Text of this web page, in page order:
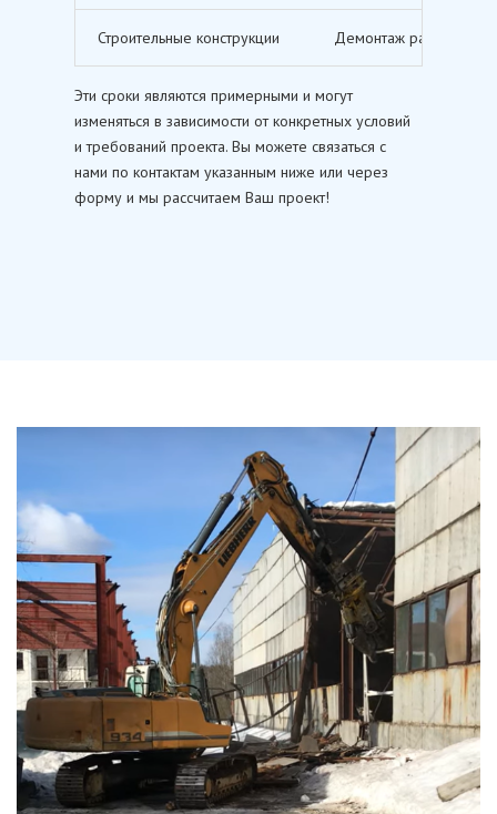
Строительные конструкции Демонтаж различных
Эти сроки являются примерными и могут
изменяться в зависимости от конкретных условий
и требований проекта. Вы можете связаться с
нами по контактам указанным ниже или через
форму и мы рассчитаем Ваш проект!